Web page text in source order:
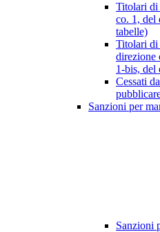
Titolari di
co. 1, del
tabelle)
Titolari di
direzione
1-bis, del
Cessati
Sanzioni per
Sanzioni